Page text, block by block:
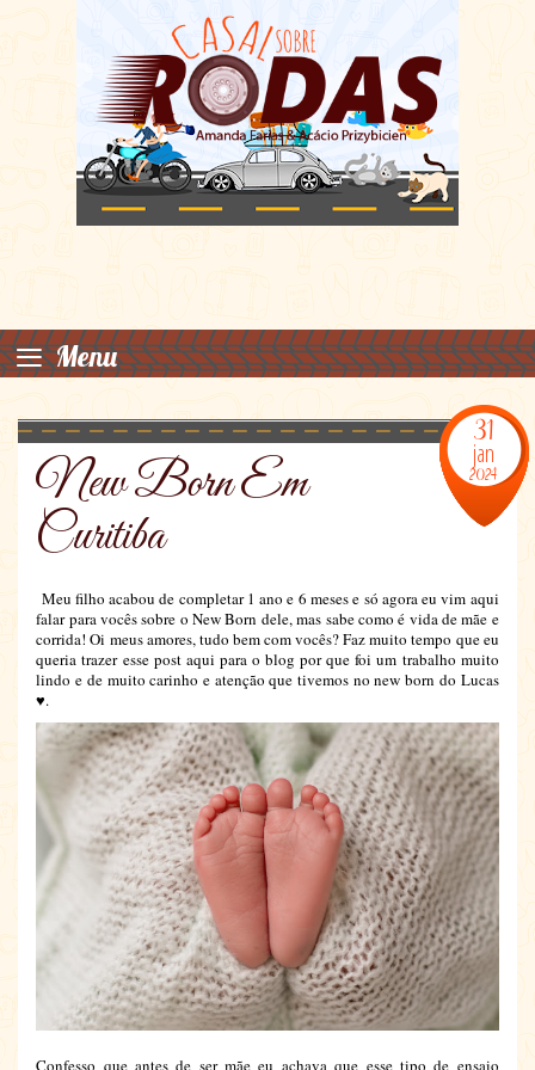
≡ Menu
31
jan
2024
New Born Em
Curitiba
Meu filho acabou de completar 1 ano e 6 meses e só agora eu vim aqui
falar para vocês sobre o New Born dele, mas sabe como é vida de mãe e
corrida! Oi meus amores, tudo bem com vocês? Faz muito tempo que eu
queria trazer esse post aqui para o blog por que foi um trabalho muito
lindo e de muito carinho e atenção que tivemos no new born do Lucas
♥.
Confesso que antes de ser mãe eu achava que esse tipo de ensaio